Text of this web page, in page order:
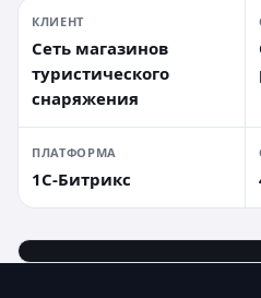
КЛИЕНТ
Сеть магазинов
туристического
снаряжения
ПЛАТФОРМА
1С-Битрикс